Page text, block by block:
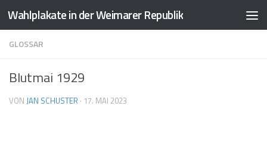
Zum Inhalt springen
Wahlplakate in der Weimarer Republik
GLOSSAR
Blutmai 1929
VON JAN SCHUSTER · 17. MAI 2023